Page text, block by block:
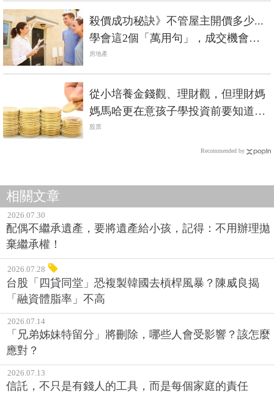
殺價成功秘訣》不管屋主開價多少...
從小培養金錢觀、理財觀，但理財媽
相關文章
2026.07.30
配偶不繼承遺產，要將遺產給小孩，記得：不用辦理拋
棄繼承權！
2026.07.28
台股「四貸同堂」恐複製韓國去槓桿風暴？陳威良揭
「融資體脂率」不高
2026.07.14
「兄弟姊妹特留分」將刪除，哪些人會受影響？該怎麼
應對？